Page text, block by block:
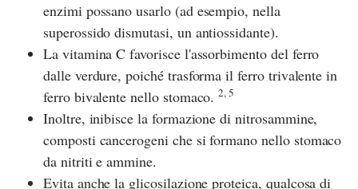
enzimi possano usarlo (ad esempio, nella
superossido dismutasi, un antiossidante).
La vitamina C favorisce l'assorbimento del ferro
dalle verdure, poiché trasforma il ferro trivalente in
ferro bivalente nello stomaco.2, 5
Inoltre, inibisce la formazione di nitrosammine,
composti cancerogeni che si formano nello stomaco
da nitriti e ammine.
Evita anche la glicosilazione proteica, qualcosa di